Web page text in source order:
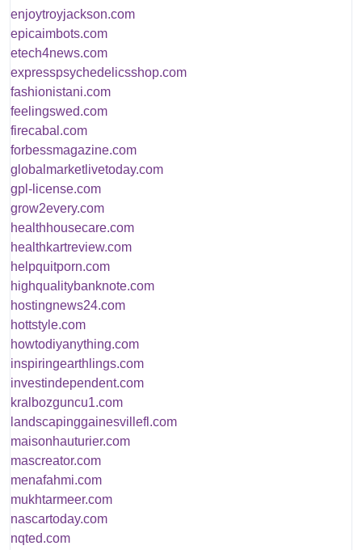
enjoytroyjackson.com
epicaimbots.com
etech4news.com
expresspsychedelicsshop.com
fashionistani.com
feelingswed.com
firecabal.com
forbessmagazine.com
globalmarketlivetoday.com
gpl-license.com
grow2every.com
healthhousecare.com
healthkartreview.com
helpquitporn.com
highqualitybanknote.com
hostingnews24.com
hottstyle.com
howtodiyanything.com
inspiringearthlings.com
investindependent.com
kralbozguncu1.com
landscapinggainesvillefl.com
maisonhauturier.com
mascreator.com
menafahmi.com
mukhtarmeer.com
nascartoday.com
nqted.com